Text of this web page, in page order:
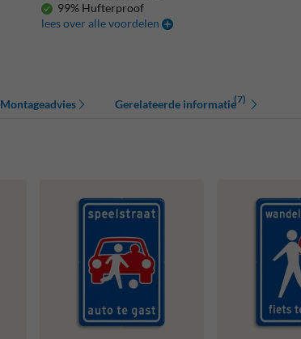
99% Hufterproof
lees over alle voordelen
Montageadvies Gerelateerde informatie(7)